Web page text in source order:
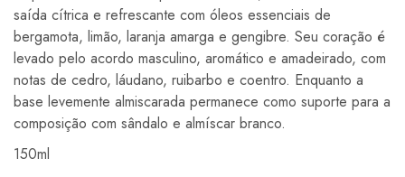
saída cítrica e refrescante com óleos essenciais de
bergamota, limão, laranja amarga e gengibre. Seu coração é
levado pelo acordo masculino, aromático e amadeirado, com
notas de cedro, láudano, ruibarbo e coentro. Enquanto a
base levemente almiscarada permanece como suporte para a
composição com sândalo e almíscar branco.
150ml